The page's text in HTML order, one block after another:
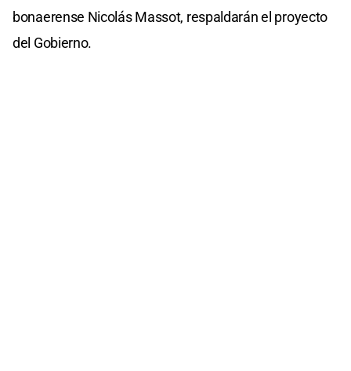
bonaerense Nicolás Massot, respaldarán el proyecto
del Gobierno.